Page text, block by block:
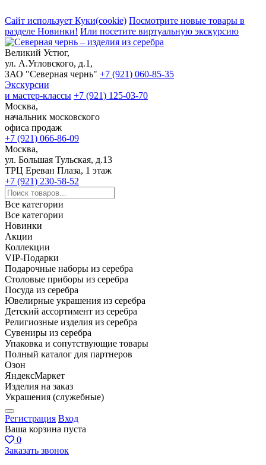
Сайт использует Куки(cookie) Посмотрите новые товары в
разделе Новинки! Или посетите виртуальную экскурсию
Великий Устюг,
ул. А.Угловского, д.1,
ЗАО "Северная чернь" +7 (921) 060-85-35
Экскурсии
и мастер-классы +7 (921) 125-03-70
Москва,
начальник московского
офиса продаж
+7 (921) 066-86-09
Москва,
ул. Большая Тульская, д.13
ТРЦ Ереван Плаза, 1 этаж
+7 (921) 230-58-52
Все категории
Все категории
Новинки
Акции
Коллекции
VIP-Подарки
Подарочные наборы из серебра
Столовые приборы из серебра
Посуда из серебра
Ювелирные украшения из серебра
Детский ассортимент из серебра
Религиозные изделия из серебра
Сувениры из серебра
Упаковка и сопутствующие товары
Полный каталог для партнеров
Озон
ЯндексМаркет
Изделия на заказ
Украшения (служебные)
Регистрация Вход
Ваша корзина пуста
0
Заказать звонок